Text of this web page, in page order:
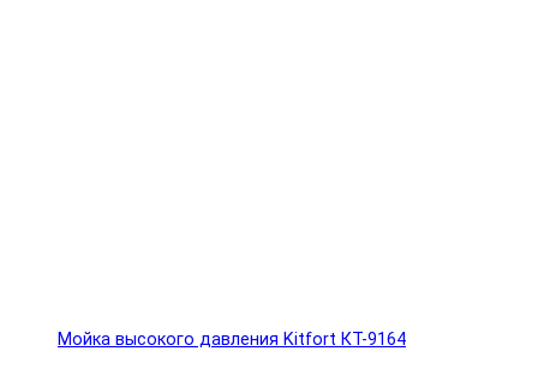
Мойка высокого давления Kitfort КТ-9164